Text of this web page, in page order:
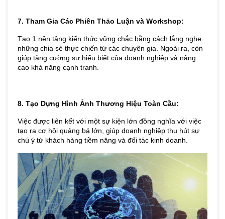
7. Tham Gia Các Phiên Thảo Luận và Workshop:
Tạo 1 nền tảng kiến thức vững chắc bằng cách lắng nghe
những chia sẻ thực chiến từ các chuyên gia. Ngoài ra, còn
giúp tăng cường sự hiểu biết của doanh nghiệp và nâng
cao khả năng cạnh tranh.
8. Tạo Dựng Hình Ảnh Thương Hiệu Toàn Cầu:
Việc được liên kết với một sự kiện lớn đồng nghĩa với việc
tạo ra cơ hội quảng bá lớn, giúp doanh nghiệp thu hút sự
chú ý từ khách hàng tiềm năng và đối tác kinh doanh.